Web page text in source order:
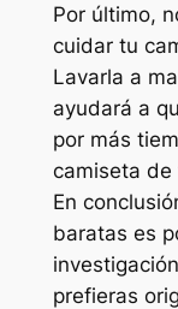
Por último,
cuidar tu
Lavarla a
ayudará a
por más
camiseta
En
baratas es
prefieras